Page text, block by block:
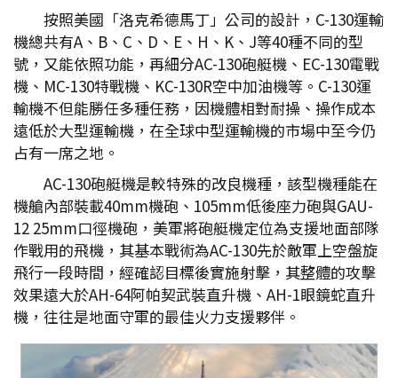
按照美國「洛克希德馬丁」公司的設計，C-130運輸
機總共有A、B、C、D、E、H、K、J等40種不同的型
號，又能依照功能，再細分AC-130砲艇機、EC-130電戰
機、MC-130特戰機、KC-130R空中加油機等。C-130運
輸機不但能勝任多種任務，因機體相對耐操、操作成本
遠低於大型運輸機，在全球中型運輸機的市場中至今仍
占有一席之地。
AC-130砲艇機是較特殊的改良機種，該型機種能在
機艙內部裝載40mm機砲、105mm低後座力砲與GAU-
12 25mm口徑機砲，美軍將砲艇機定位為支援地面部隊
作戰用的飛機，其基本戰術為AC-130先於敵軍上空盤旋
飛行一段時間，經確認目標後實施射擊，其整體的攻擊
效果遠大於AH-64阿帕契武裝直升機、AH-1眼鏡蛇直升
機，往往是地面守軍的最佳火力支援夥伴。